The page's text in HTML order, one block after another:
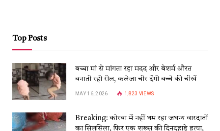
Top Posts
बच्चा मां से मांगता रहा मदद और बेशर्म औरत
बनाती रही रील, कलेजा चीर देंगी बच्चे की चीखें
MAY 16, 2026 1,823 VIEWS
Breaking: कोरबा में नहीं थम रहा जघन्य वारदातों
का सिलसिला, फिर एक शख्स की दिनदहाड़े हत्या,